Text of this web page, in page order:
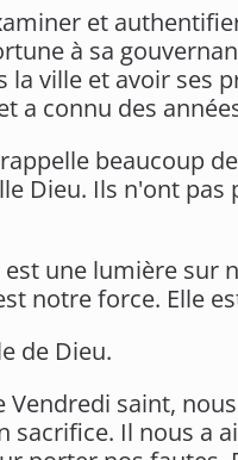
et
à sa
la ville et avoir ses
a connu des
beaucoup
Dieu. Ils n'ont
est une lumière sur
notre force. Elle
de Dieu.
Vendredi saint,
sacrifice. Il nous a